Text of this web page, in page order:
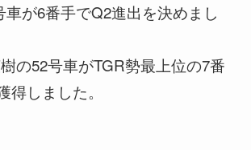
車が6番手でQ2進出を決めまし
の52号車がTGR勢最上位の7番
しました。